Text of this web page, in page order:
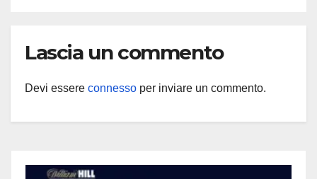
Lascia un commento
Devi essere connesso per inviare un commento.